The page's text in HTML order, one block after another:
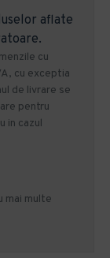
aflate
cu
cu exceptia
de livrare se
pentru
in cazul
mai multe